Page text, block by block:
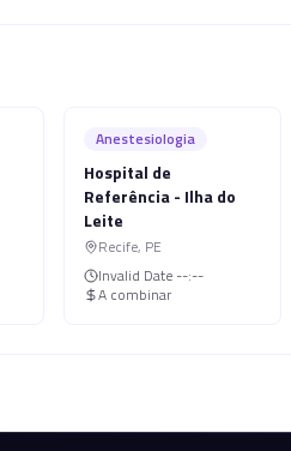
Anestesiologia
Hospital de
Referência - Ilha do
Leite
Recife, PE
Invalid Date --:--
A combinar